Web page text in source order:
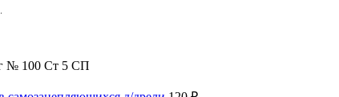
№ 100 Ст 5 СП